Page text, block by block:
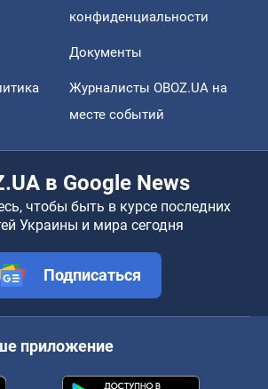
конфиденциальности
Документы
Журналисты OBOZ.UA на
месте событий
в Google News
чтобы быть в курсе последних
Украины и мира сегодня
Подписаться
приложение